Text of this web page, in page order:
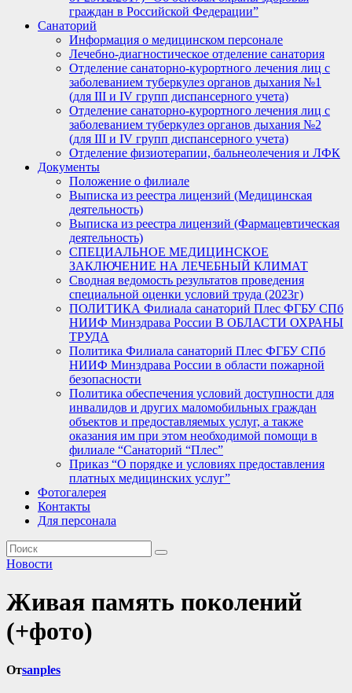
граждан в Российской Федерации”
Санаторий
Информация о медицинском персонале
Лечебно-диагностическое отделение санатория
Отделение санаторно-курортного лечения лиц с
заболеванием туберкулез органов дыхания №1
(для III и IV групп диспансерного учета)
Отделение санаторно-курортного лечения лиц с
заболеванием туберкулез органов дыхания №2
(для III и IV групп диспансерного учета)
Отделение физиотерапии, бальнеолечения и ЛФК
Документы
Положение о филиале
Выписка из реестра лицензий (Медицинская
деятельность)
Выписка из реестра лицензий (Фармацевтическая
деятельность)
СПЕЦИАЛЬНОЕ МЕДИЦИНСКОЕ
ЗАКЛЮЧЕНИЕ НА ЛЕЧЕБНЫЙ КЛИМАТ
Сводная ведомость результатов проведения
специальной оценки условий труда (2023г)
ПОЛИТИКА Филиала санаторий Плес ФГБУ СПб
НИИФ Минздрава России В ОБЛАСТИ ОХРАНЫ
ТРУДА
Политика Филиала санаторий Плес ФГБУ СПб
НИИФ Минздрава России в области пожарной
безопасности
Политика обеспечения условий доступности для
инвалидов и других маломобильных граждан
объектов и предоставляемых услуг, а также
оказания им при этом необходимой помощи в
филиале “Санаторий “Плес”
Приказ “О порядке и условиях предоставления
платных медицинских услуг”
Фотогалерея
Контакты
Для персонала
Новости
Живая память поколений
(+фото)
Отsanples